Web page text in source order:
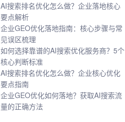
AI搜索排名优化怎么做？企业落地核心
要点解析
企业GEO优化落地指南：核心步骤与常
见误区梳理
如何选择靠谱的AI搜索优化服务商？5个
核心判断标准
AI搜索排名优化怎么做？企业核心优化
要点指南
企业GEO优化如何落地？获取AI搜索流
量的正确方法